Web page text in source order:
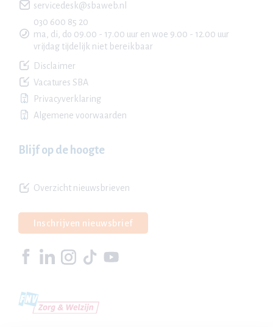
servicedesk@sbaweb.nl
030 600 85 20
ma, di, do 09.00 - 17.00 uur en woe 9.00 - 12.00 uur
vrijdag tijdelijk niet bereikbaar
Disclaimer
Vacatures SBA
Privacyverklaring
Algemene voorwaarden
Blijf op de hoogte
Overzicht nieuwsbrieven
Inschrijven nieuwsbrief